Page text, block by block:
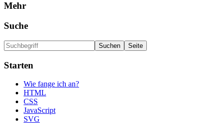
Mehr
Suche
Starten
Wie fange ich an?
HTML
CSS
JavaScript
SVG